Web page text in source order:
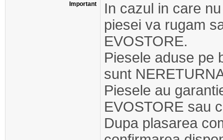
Important
In cazul in care
piesei va rugam
EVOSTORE.
Piesele aduse pe
sunt
Piesele au
EVOSTORE sau
Dupa plasarea